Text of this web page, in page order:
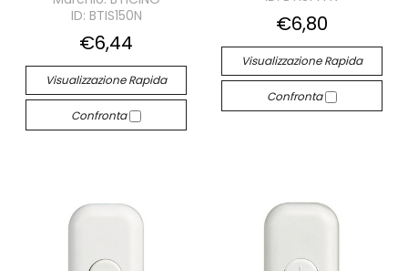
ID: BTIS150N
€6,44
Visualizzazione Rapida
Confronta
€6,80
Visualizzazione Rapida
Confronta